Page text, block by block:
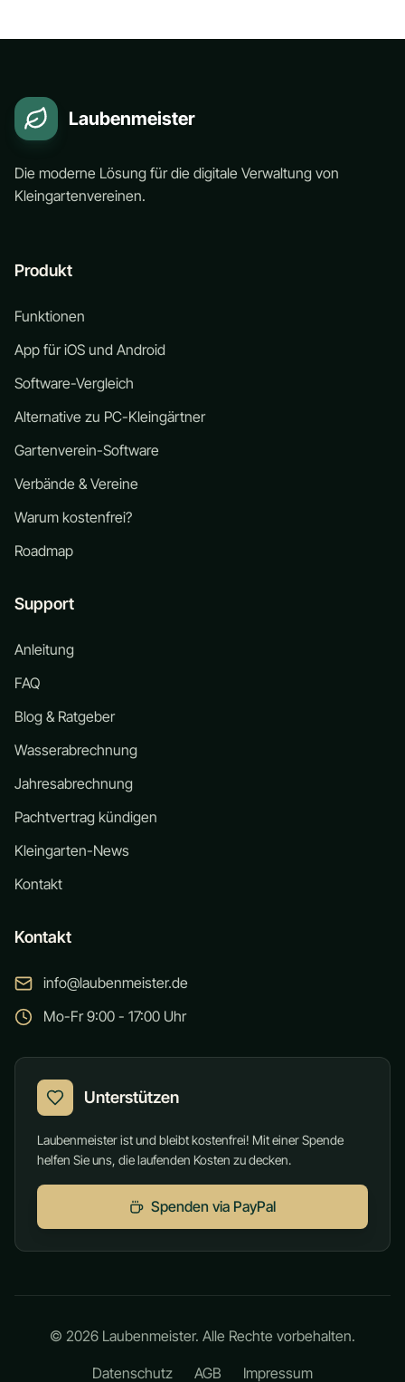
Laubenmeister
Die moderne Lösung für die digitale Verwaltung von
Kleingartenvereinen.
Produkt
Funktionen
App für iOS und Android
Software-Vergleich
Alternative zu PC-Kleingärtner
Gartenverein-Software
Verbände & Vereine
Warum kostenfrei?
Roadmap
Support
Anleitung
FAQ
Blog & Ratgeber
Wasserabrechnung
Jahresabrechnung
Pachtvertrag kündigen
Kleingarten-News
Kontakt
Kontakt
info@laubenmeister.de
Mo-Fr 9:00 - 17:00 Uhr
Unterstützen
Laubenmeister ist und bleibt kostenfrei! Mit einer Spende
helfen Sie uns, die laufenden Kosten zu decken.
Spenden via PayPal
© 2026 Laubenmeister. Alle Rechte vorbehalten.
Datenschutz AGB Impressum